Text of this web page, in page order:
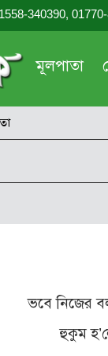
340390,
মূলপাতা
ভবে নিজের
হুকুম